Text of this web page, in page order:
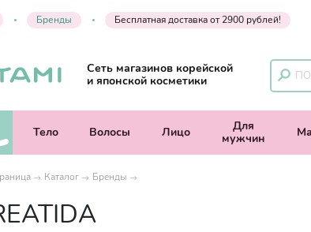
Бренды Бесплатная доставка от 2900 рублей!
Сеть магазинов корейской
и японской косметики
Тело Волосы Лицо
Для
мужчин
Каталог Бренды